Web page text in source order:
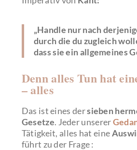
„Handle nur nach
durch die du zugleich
dass sie ein allgemeines
Denn alles Tun hat
– alles
Das ist eines dersieben
Gesetze. Jeder unserer
Tätigkeit, alles hat eine
führt zu der Frage :